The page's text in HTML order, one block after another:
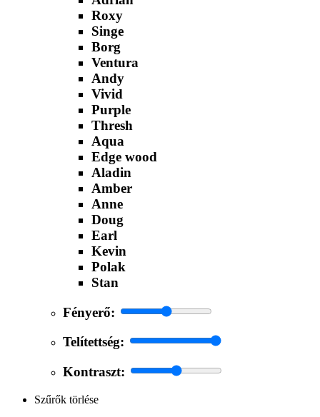
Roxy
Singe
Borg
Ventura
Andy
Vivid
Purple
Thresh
Aqua
Edge wood
Aladin
Amber
Anne
Doug
Earl
Kevin
Polak
Stan
Fényerő:
Telítettség:
Kontraszt:
Szűrők törlése